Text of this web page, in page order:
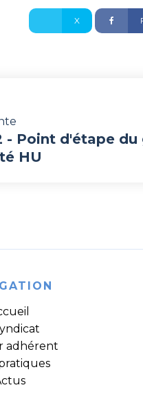
X
- Point d'étape du
HU
adhérent